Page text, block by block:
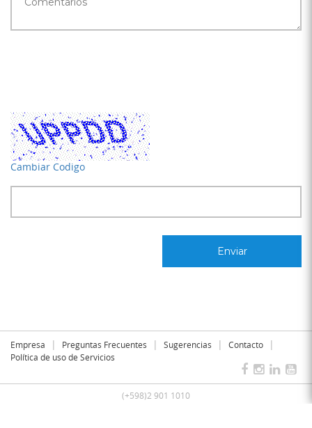
Cambiar Codigo
Empresa | Preguntas Frecuentes | Sugerencias | Contacto |
Política de uso de Servicios
(+598)2 901 1010